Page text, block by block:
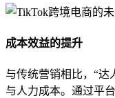
成本效益的提升
与传统营销相比，“达
与人力成本。通过平